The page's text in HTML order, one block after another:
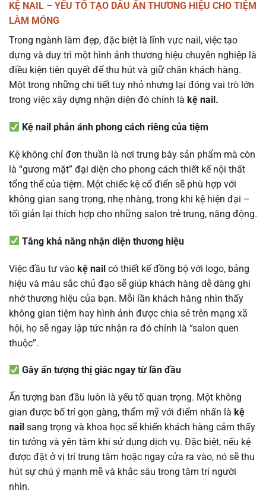
KỆ NAIL – YẾU TỐ TẠO DẤU ẤN THƯƠNG HIỆU CHO TIỆM
LÀM MÓNG
Trong ngành làm đẹp, đặc biệt là lĩnh vực nail, việc tạo
dựng và duy trì một hình ảnh thương hiệu chuyên nghiệp là
điều kiện tiên quyết để thu hút và giữ chân khách hàng.
Một trong những chi tiết tuy nhỏ nhưng lại đóng vai trò lớn
trong việc xây dựng nhận diện đó chính là kệ nail.
Kệ nail phản ánh phong cách riêng của tiệm
Kệ không chỉ đơn thuần là nơi trưng bày sản phẩm mà còn
là “gương mặt” đại diện cho phong cách thiết kế nội thất
tổng thể của tiệm. Một chiếc kệ cổ điển sẽ phù hợp với
không gian sang trọng, nhẹ nhàng, trong khi kệ hiện đại –
tối giản lại thích hợp cho những salon trẻ trung, năng động.
Tăng khả năng nhận diện thương hiệu
Việc đầu tư vào kệ nail có thiết kế đồng bộ với logo, bảng
hiệu và màu sắc chủ đạo sẽ giúp khách hàng dễ dàng ghi
nhớ thương hiệu của bạn. Mỗi lần khách hàng nhìn thấy
không gian tiệm hay hình ảnh được chia sẻ trên mạng xã
hội, họ sẽ ngay lập tức nhận ra đó chính là “salon quen
thuộc”.
Gây ấn tượng thị giác ngay từ lần đầu
Ấn tượng ban đầu luôn là yếu tố quan trọng. Một không
gian được bố trí gọn gàng, thẩm mỹ với điểm nhấn là kệ
nail sang trọng và khoa học sẽ khiến khách hàng cảm thấy
tin tưởng và yên tâm khi sử dụng dịch vụ. Đặc biệt, nếu kệ
được đặt ở vị trí trung tâm hoặc ngay cửa ra vào, nó sẽ thu
hút sự chú ý mạnh mẽ và khắc sâu trong tâm trí người
nhìn.